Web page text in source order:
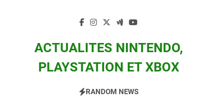
ACTUALITES NINTENDO,
PLAYSTATION ET XBOX
Zelda, Splatoon, Pokemon Entre Autres
RANDOM NEWS